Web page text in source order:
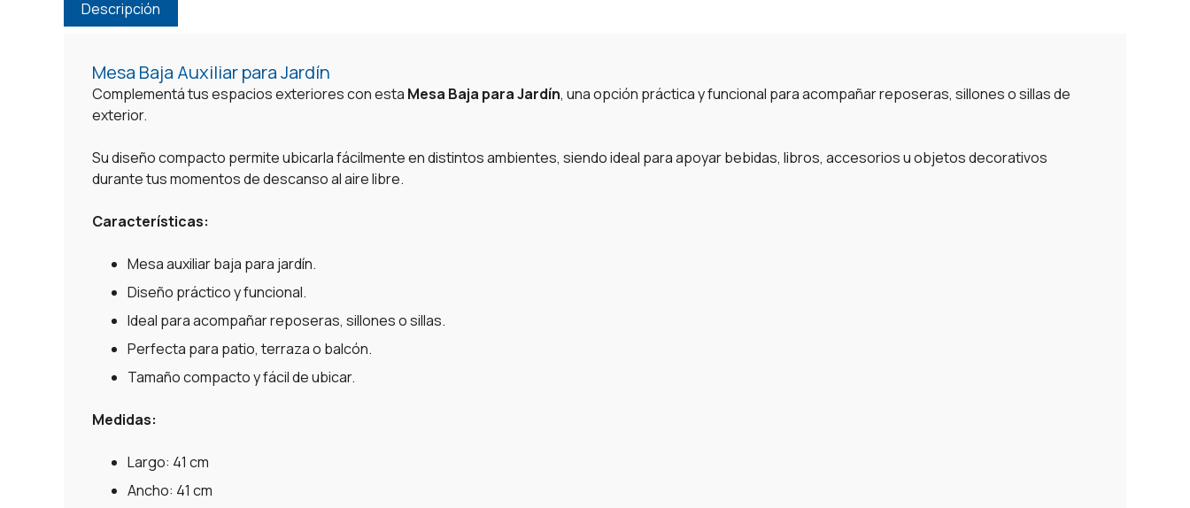
Descripción
Mesa Baja Auxiliar para Jardín
Complementá tus espacios exteriores con esta Mesa Baja para Jardín, una opción práctica y funcional para acompañar reposeras, sillones o sillas de
exterior.
Su diseño compacto permite ubicarla fácilmente en distintos ambientes, siendo ideal para apoyar bebidas, libros, accesorios u objetos decorativos
durante tus momentos de descanso al aire libre.
Características:
Mesa auxiliar baja para jardín.
Diseño práctico y funcional.
Ideal para acompañar reposeras, sillones o sillas.
Perfecta para patio, terraza o balcón.
Tamaño compacto y fácil de ubicar.
Medidas:
Largo: 41 cm
Ancho: 41 cm